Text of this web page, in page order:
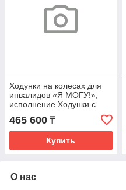
Ходунки на колесах для
инвалидов «Я МОГУ!»,
исполнение Ходунки с
фиксацией (поддержкой)
тела, в
465 600 ₸
Купить
О нас